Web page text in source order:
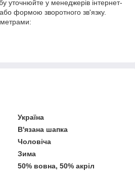
уточнюйте у менеджерів інтернет-
формою зворотного зв'язку.
Україна
В'язана шапка
Чоловіча
Зима
50% вовна, 50% акріл